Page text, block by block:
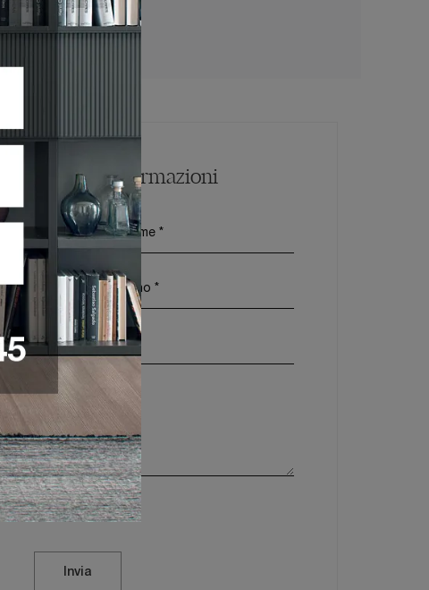
Maggiori Informazioni
Privacy Policy
Invia